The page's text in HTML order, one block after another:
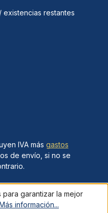
existencias restantes
IVA más gastos
de envío, si no se
garantizar la mejor
información...